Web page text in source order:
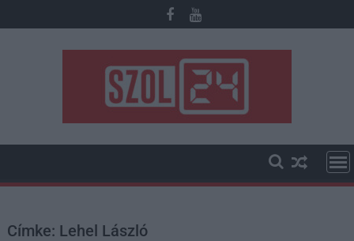
to
Címke: Lehel László